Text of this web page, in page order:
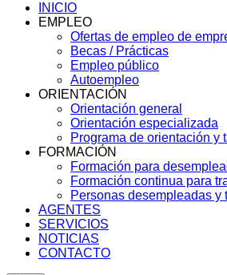
INICIO
EMPLEO
Ofertas de empleo de
Becas / Prácticas
Empleo público
Autoempleo
ORIENTACIÓN
Orientación general
Orientación especializada
Programa de orientación y
FORMACIÓN
Formación para
Formación continua para
Personas desempleadas y
AGENTES
SERVICIOS
NOTICIAS
CONTACTO